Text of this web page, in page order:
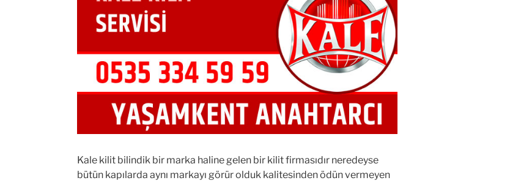
Kale kilit bilindik bir marka haline gelen bir kilit firmasıdır neredeyse
bütün kapılarda aynı markayı görür olduk kalitesinden ödün vermeyen